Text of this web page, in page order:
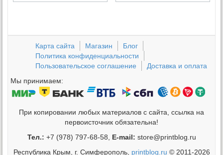
Карта сайта Магазин
Блог
Политика конфиденциальности
Пользовательское соглашение
Доставка и оплата
Мы принимаем:
При копировании любых материалов с сайта, ссылка на
первоисточник обязательна!
Тел.: +7 (978) 797-68-58, E-mail: store@printblog.ru
Республика Крым, г. Симферополь, printblog.ru © 2011-2026